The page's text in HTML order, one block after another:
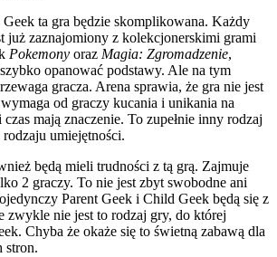
ta gra będzie skomplikowana. Każdy
już zaznajomiony z kolekcjonerskimi grami
Pokemony oraz Magia: Zgromadzenie,
opanować podstawy. Ale na tym
gracza. Arena sprawia, że ​​gra nie jest
od graczy kucania i unikania na
mają znaczenie. To zupełnie inny rodzaj
umiejętności.
będą mieli trudności z tą grą. Zajmuje
2 graczy. To nie jest zbyt swobodne ani
Parent Geek i Child Geek będą się z
zwykle nie jest to rodzaj gry, do której
Chyba że okaże się to świetną zabawą dla
stron.